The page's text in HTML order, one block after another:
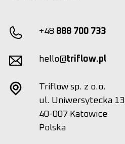
+48 888 700 733
hello@triflow.pl
Triflow sp. z o.o.
ul. Uniwersytecka 13
40-007 Katowice
Polska